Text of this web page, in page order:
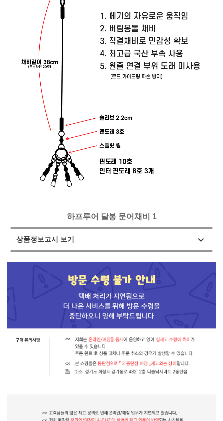
하프루어 달봉 문어채비 1
상품정보고시 보기